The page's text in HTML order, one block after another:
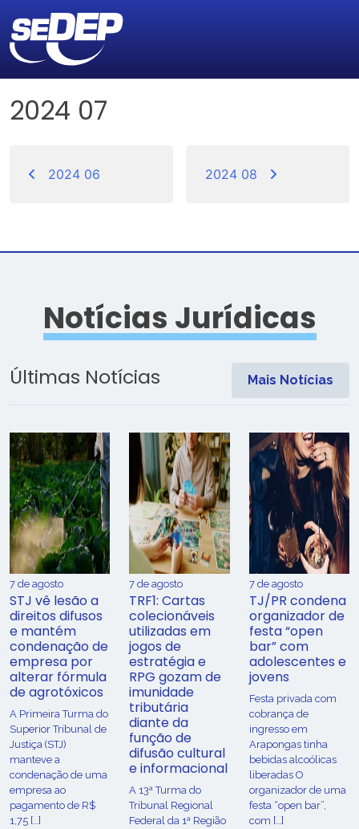
2024 07
de
2024 06 2024 08
Notícias Jurídicas
Últimas Notícias Mais Notícias
7 de agosto
STJ vê lesão a
direitos difusos
e mantém
condenação de
empresa por
alterar fórmula
de agrotóxicos
​A Primeira Turma do
Superior Tribunal de
Justiça (STJ)
manteve a
condenação de uma
empresa ao
pagamento de R$
1,75 […]
7 de agosto
TRF1: Cartas
colecionáveis
utilizadas em
jogos de
estratégia e
RPG gozam de
imunidade
tributária
diante da
função de
difusão cultural
e informacional
A 13ª Turma do
Tribunal Regional
Federal da 1ª Região
7 de agosto
TJ/PR condena
organizador de
festa “open
bar” com
adolescentes e
jovens
Festa privada com
cobrança de
ingresso em
Arapongas tinha
bebidas alcoólicas
liberadas O
organizador de uma
festa “open bar”,
com […]